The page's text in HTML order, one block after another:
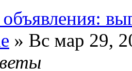
» Вс мар 29,